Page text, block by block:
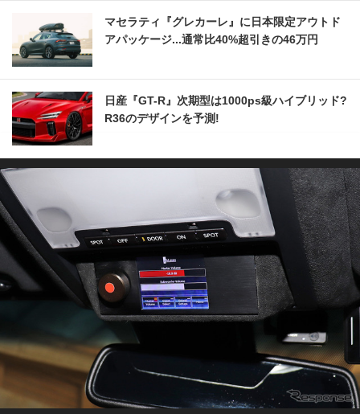
マセラティ『グレカーレ』に日本限定アウトド
アパッケージ...通常比40%超引きの46万円
日産『GT-R』次期型は1000ps級ハイブリッド?
R36のデザインを予測!